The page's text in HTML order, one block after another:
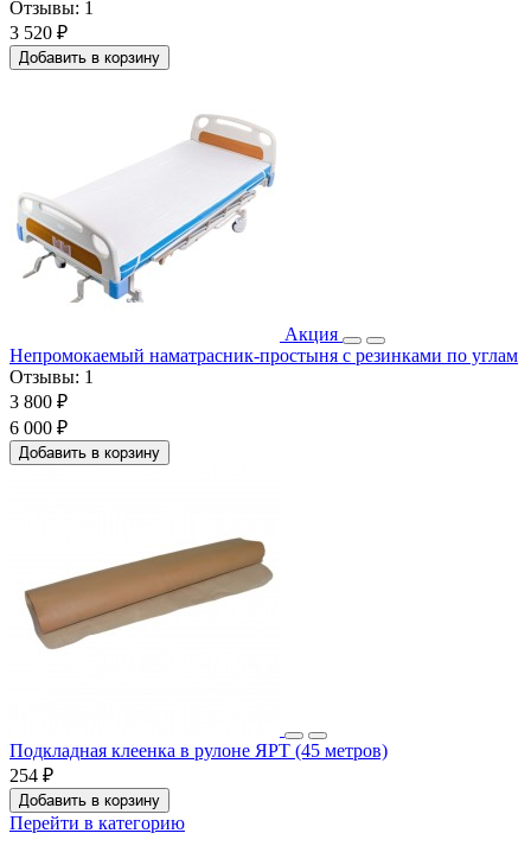
Отзывы: 1
3 520 ₽
Добавить в корзину
Акция
Непромокаемый наматрасник-простыня с резинками по углам
Отзывы: 1
3 800 ₽
6 000 ₽
Добавить в корзину
Подкладная клеенка в рулоне ЯРТ (45 метров)
254 ₽
Добавить в корзину
Перейти в категорию